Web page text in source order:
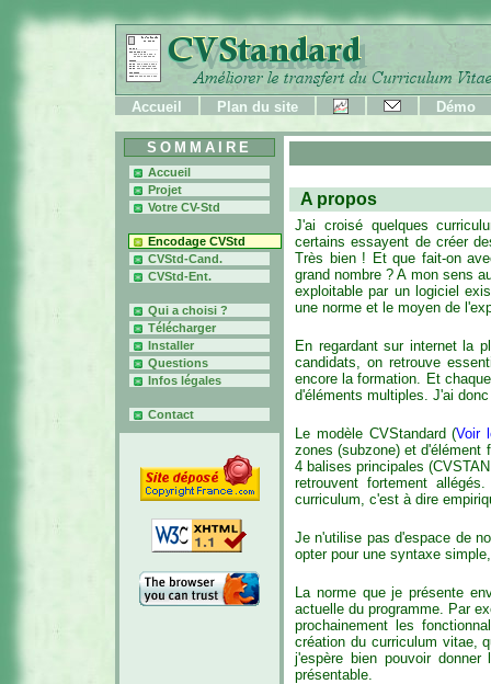
Accueil Plan du site Démo
SOMMAIRE
Accueil
Projet
Votre CV-Std
Encodage CVStd
CVStd-Cand.
CVStd-Ent.
Qui a choisi ?
Télécharger
Installer
Questions
Infos légales
Contact
A propos
J'ai croisé quelques
certains essayent de créer
Très bien ! Et que fait-on
grand nombre ? A mon sens
exploitable par un logiciel
une norme et le moyen de
En regardant sur internet la
candidats, on retrouve
encore la formation. Et
d'éléments multiples. J'ai
Le modèle CVStandard (Voir
zones (subzone) et d'élément
4 balises principales
retrouvent fortement
curriculum, c'est à dire
Je n'utilise pas d'espace de
opter pour une syntaxe
La norme que je présente
actuelle du programme. Par
prochainement les
création du curriculum vitae,
j'espère bien pouvoir
présentable.